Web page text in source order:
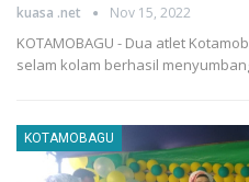
kuasa .net Nov 15, 2022
KOTAMOBAGU - Dua atlet
selam kolam berhasil
KOTAMOBAGU